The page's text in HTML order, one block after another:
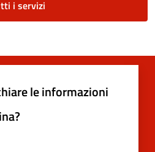
i servizi
le informazioni